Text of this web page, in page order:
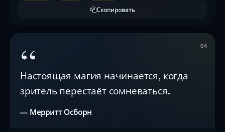
Скопировать
04
“
Настоящая магия начинается, когда
зритель перестаёт сомневаться.
— Мерритт Осборн